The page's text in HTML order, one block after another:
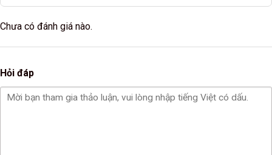
Chưa có đánh giá nào.
Hỏi đáp